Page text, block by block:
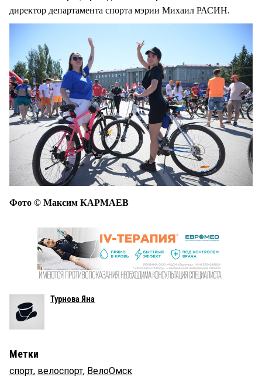
директор департамента спорта мэрии Михаил РАСИН.
Фото © Максим КАРМАЕВ
Турнова Яна
Метки
спорт, велоспорт, ВелоОмск